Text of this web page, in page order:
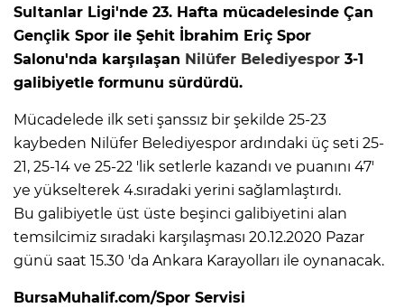
Sultanlar Ligi'nde 23. Hafta mücadelesinde Çan
Gençlik Spor ile Şehit İbrahim Eriç Spor
Salonu'nda karşılaşan Nilüfer Belediyespor 3-1
galibiyetle formunu sürdürdü.
Mücadelede ilk seti şanssız bir şekilde 25-23
kaybeden Nilüfer Belediyespor ardındaki üç seti 25-
21, 25-14 ve 25-22 'lik setlerle kazandı ve puanını 47'
ye yükselterek 4.sıradaki yerini sağlamlaştırdı.
Bu galibiyetle üst üste beşinci galibiyetini alan
temsilcimiz sıradaki karşılaşması 20.12.2020 Pazar
günü saat 15.30 'da Ankara Karayolları ile oynanacak.
BursaMuhalif.com/Spor Servisi